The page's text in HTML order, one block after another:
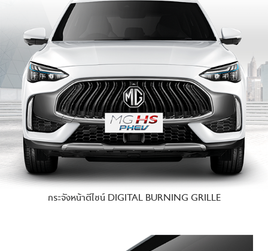
กระจังหน้าดีไซน์ DIGITAL BURNING GRILLE